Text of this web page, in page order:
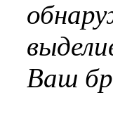
Ваш